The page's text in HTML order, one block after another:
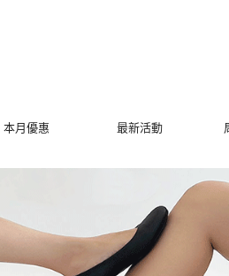
本月優惠 最新活動